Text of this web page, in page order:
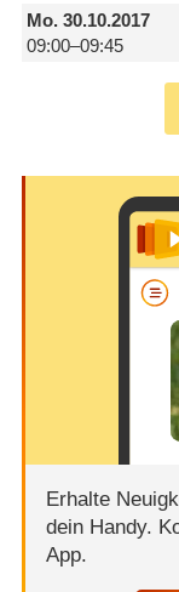
Mo.30.10.2017
09:00–09:45
Erhalte
dein Handy.
App.